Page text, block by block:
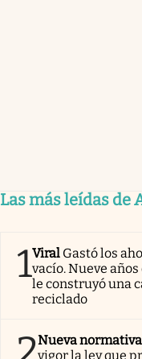
Las más leídas de
1Viral Gastó los
vacío. Nueve
le construyó una
reciclado
Nueva normativa
vigor la ley que